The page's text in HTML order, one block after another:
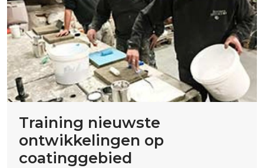
Training nieuwste
ontwikkelingen op
coatinggebied